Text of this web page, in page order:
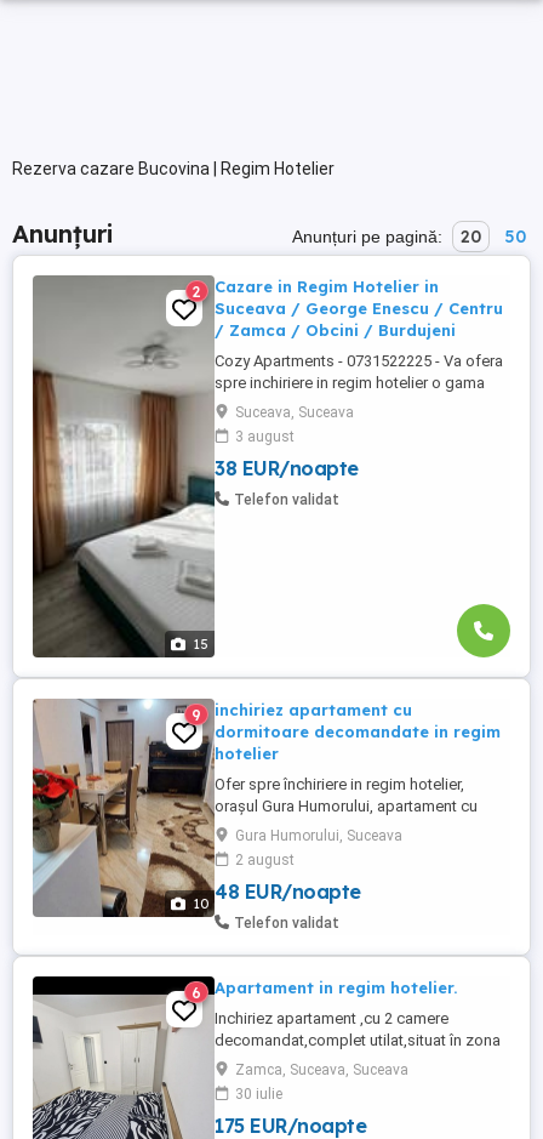
Rezerva cazare Bucovina | Regim Hotelier
Anunțuri Anunțuri pe pagină: 20 50
15
2
Cazare in Regim Hotelier in
Suceava / George Enescu / Centru
/ Zamca / Obcini / Burdujeni
Cozy Apartments - 0731522225 - Va ofera
spre inchiriere in regim hotelier o gama
variata de apartamente si garsoniere
situate in puncte cheie ale orasului
Suceava: Bulevardul George Enescu. In
centrul Orasului pe Esplanada langa
McDonald's. Bulevardul 1 Mai Obcini
Suceava, Suceava
3 august
38 EUR/noapte
Telefon validat
10
9
inchiriez apartament cu
dormitoare decomandate in regim
hotelier
Ofer spre închiriere in regim hotelier,
orașul Gura Humorului, apartament cu
doua dormitoare decomandate, recent
renovat, mobilat și utilat cu tot ce este
necesar pt a petrece un sejur de neuitat în
frumoasa Bucovina. Exclus excorte! Pentru
o perioada mai lungă se mai negociază.
Gura Humorului, Suceava
2 august
48 EUR/noapte
Telefon validat
6 Apartament in regim hotelier.
Inchiriez apartament ,cu 2 camere
decomandat,complet utilat,situat în zona
centrala.Foarte aproape de spitalul
Județean,piață,primărie,politie. Va este
pus la dispozitie: -2 paturi matrimoniale
160-200, -plita,cuptor cu
Zamca, Suceava, Suceava
30 iulie
175 EUR/noapte